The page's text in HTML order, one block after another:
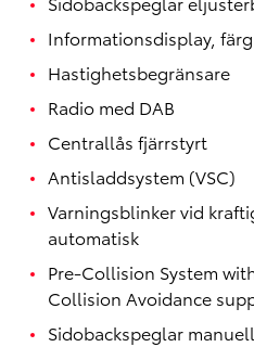
Informationsdisplay, färg
Hastighetsbegränsare
Radio med DAB
Centrallås fjärrstyrt
Antisladdsystem (VSC)
Varningsblinker vid
automatisk
Pre-Collision System
Collision Avoidance
Sidobackspeglar